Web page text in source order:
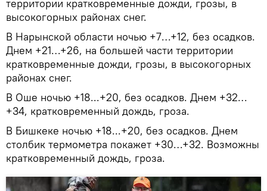
территории кратковременные дожди, грозы, в
высокогорных районах снег.
В Нарынской области ночью +7…+12, без осадков.
Днем +21…+26, на большей части территории
кратковременные дожди, грозы, в высокогорных
районах снег.
В Оше ночью +18...+20, без осадков. Днем +32…
+34, кратковременный дождь, гроза.
В Бишкеке ночью +18...+20, без осадков. Днем
столбик термометра покажет +30…+32. Возможны
кратковременный дождь, гроза.